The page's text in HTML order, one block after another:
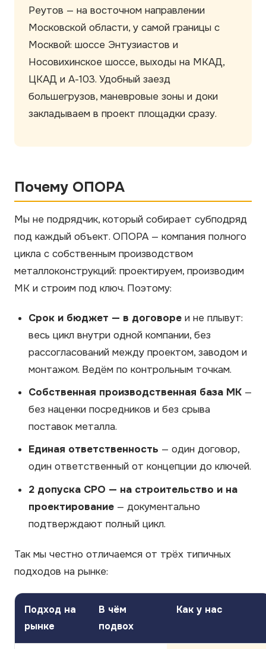
Реутов — на восточном направлении
Московской области, у самой границы с
Москвой: шоссе Энтузиастов и
Носовихинское шоссе, выходы на МКАД,
ЦКАД и А-103. Удобный заезд
большегрузов, маневровые зоны и доки
закладываем в проект площадки сразу.
Почему ОПОРА
Мы не подрядчик, который собирает субподряд
под каждый объект. ОПОРА — компания полного
цикла с собственным производством
металлоконструкций: проектируем, производим
МК и строим под ключ. Поэтому:
Срок и бюджет — в договореи не плывут:
весь цикл внутри одной компании, без
рассогласований между проектом, заводом и
монтажом. Ведём по контрольным точкам.
Собственная производственная база МК—
без наценки посредников и без срыва
поставок металла.
Единая ответственность — один договор,
один ответственный от концепции до ключей.
2 допуска СРО — на строительство и на
проектирование— документально
подтверждают полный цикл.
Так мы честно отличаемся от трёх типичных
подходов на рынке:
Подход на
рынке
В чём
подвох
Как у нас